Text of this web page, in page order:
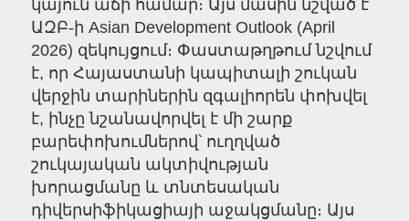
կայուն աճի համար։ Այս մասին նշված է
ԱԶԲ-ի Asian Development Outlook (April
2026) զեկույցում։ Փաստաթղթում նշվում
է, որ Հայաստանի կապիտալի շուկան
վերջին տարիներին զգալիորեն փոխվել
է, ինչը նշանավորվել է մի շարք
բարեփոխումներով՝ ուղղված
շուկայական ակտիվության
խորացմանը և տնտեսական
դիվերսիֆիկացիայի աջակցմանը։ Այս